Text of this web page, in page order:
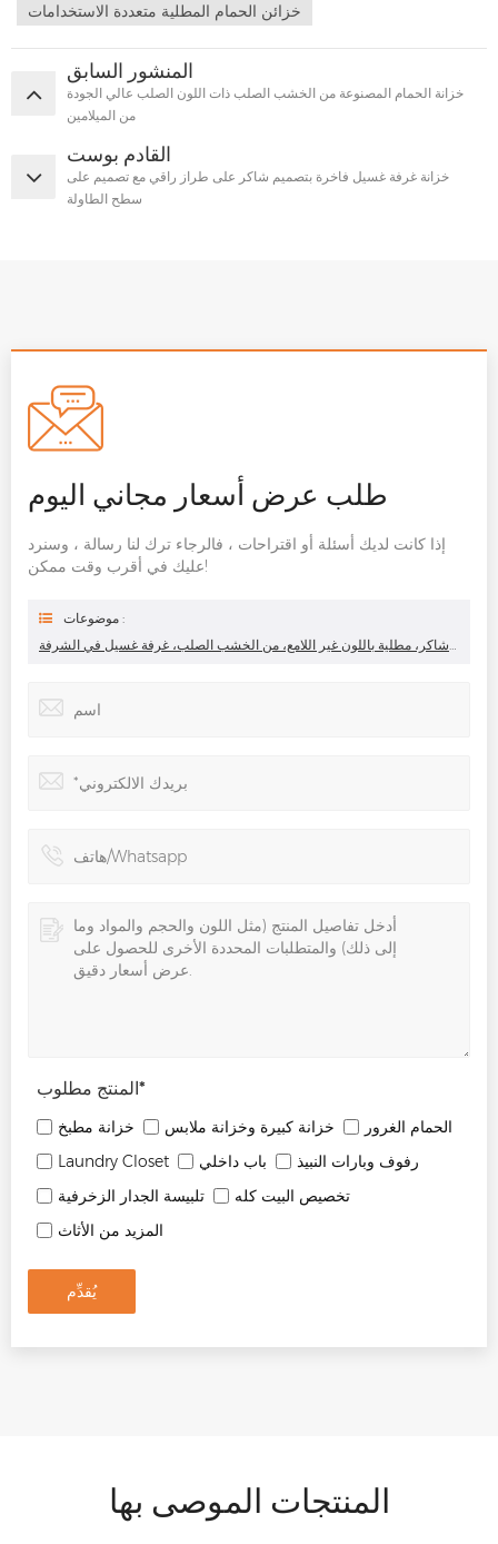
خزائن الحمام المطلية متعددة الاستخدامات
المنشور السابق
خزانة الحمام المصنوعة من الخشب الصلب ذات اللون الصلب عالي الجودة
من الميلامين
القادم بوست
خزانة غرفة غسيل فاخرة بتصميم شاكر على طراز راقي مع تصميم على
سطح الطاولة
طلب عرض أسعار مجاني اليوم
إذا كانت لديك أسئلة أو اقتراحات ، فالرجاء ترك لنا رسالة ، وسنرد
عليك في أقرب وقت ممكن!
موضوعات :
شرفة ذات جودة عالية على طراز شاكر، مطلية باللون غير اللامع، من الخشب الصلب، غرفة غسيل في الشرفة
المنتج مطلوب*
خزانة مطبخ خزانة كبيرة وخزانة ملابس
الحمام الغرور
Laundry Closet
باب داخلي
رفوف وبارات النبيذ
تلبيسة الجدار الزخرفية
تخصيص البيت كله
المزيد من الأثاث
يُقدِّم
المنتجات الموصى بها